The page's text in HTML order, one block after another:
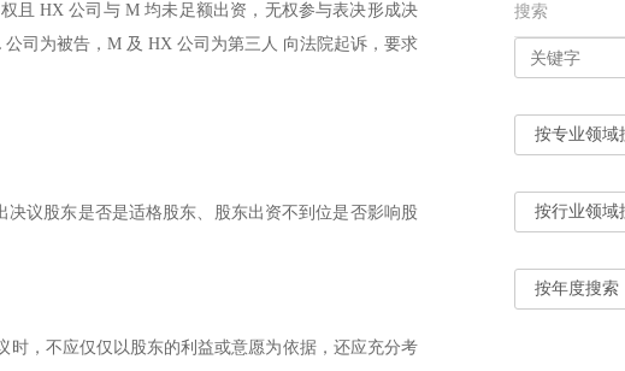
且 HX 公司与 M 均未足额出资，无权参与表决形成决
司为被告，M 及 HX 公司为第三人 向法院起诉，要求
议股东是否是适格股东、股东出资不到位是否影响股
，不应仅仅以股东的利益或意愿为依据，还应充分考
搜索